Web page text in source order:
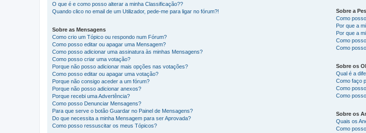
O que é e como posso alterar a minha Classificação??
Quando clico no email de um Utilizador, pede-me para ligar no fórum?!
Sobre as Mensagens
Como crio um Tópico ou respondo num Fórum?
Como posso editar ou apagar uma Mensagem?
Como posso adicionar uma assinatura às minhas Mensagens?
Como posso criar uma votação?
Porque não posso adicionar mais opções nas votações?
Como posso editar ou apagar uma votação?
Porque não consigo aceder a um fórum?
Porque não posso adicionar anexos?
Porque recebi uma Advertência?
Como posso Denunciar Mensagens?
Para que serve o botão Guardar no Painel de Mensagens?
Do que necessita a minha Mensagem para ser Aprovada?
Como posso ressuscitar os meus Tópicos?
Sobre a
Como
Por que a
Por que a
Como
Como
Sobre os
Qual é a
Como faço
Como
Como
Sobre os
Quais os
Como